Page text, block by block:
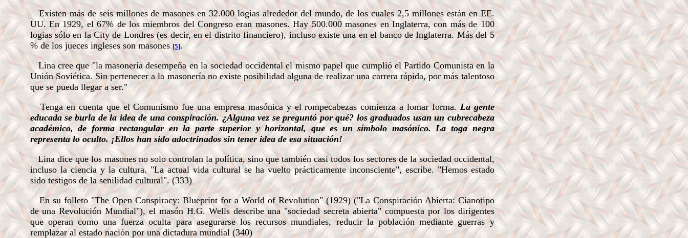
Existen más de seis millones de masones en 32.000 logias alrededor del mundo, de los cuales 2,5 millones están en EE.
UU. En 1929, el 67% de los miembros del Congreso eran masones. Hay 500.000 masones en Inglaterra, con más de 100
logias sólo en la City de Londres (es decir, en el distrito financiero), incluso existe una en el banco de Inglaterra. Más del 5
% de los jueces ingleses son masones [5].
Lina cree que "la masonería desempeña en la sociedad occidental el mismo papel que cumplió el Partido Comunista en la
Unión Soviética. Sin pertenecer a la masonería no existe posibilidad alguna de realizar una carrera rápida, por más talentoso
que se pueda llegar a ser."
Tenga en cuenta que el Comunismo fue una empresa masónica y el rompecabezas comienza a lomar forma. La gente
educada se burla de la idea de una conspiración. ¿Alguna vez se preguntó por qué? los graduados usan un cubrecabeza
académico, de forma rectangular en la parte superior y horizontal, que es un símbolo masónico. La toga negra
representa lo oculto. ¡Ellos han sido adoctrinados sin tener idea de esa situación!
Lina dice que los masones no solo controlan la política, sino que también casi todos los sectores de la sociedad occidental,
incluso la ciencia y la cultura. "La actual vida cultural se ha vuelto prácticamente inconsciente", escribe. "Hemos estado
sido testigos de la senilidad cultural". (333)
En su folleto "The Open Conspiracy: Blueprint for a World of Revolution" (1929) ("La Conspiración Abierta: Cianotipo
de una Revolución Mundial"), el masón H.G. Wells describe una "sociedad secreta abierta" compuesta por los dirigentes
que operan como una fuerza oculta para asegurarse los recursos mundiales, reducir la población mediante guerras y
remplazar al estado nación por una dictadura mundial (340)